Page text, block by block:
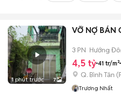
1 phút trước 7
VỠ NỢ BÁN
3 PN Hướng
4,5 tỷ 41 tr/m²
Q. Bình Tân (
Trương Nhất